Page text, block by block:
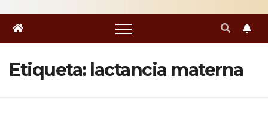
Etiqueta: lactancia materna